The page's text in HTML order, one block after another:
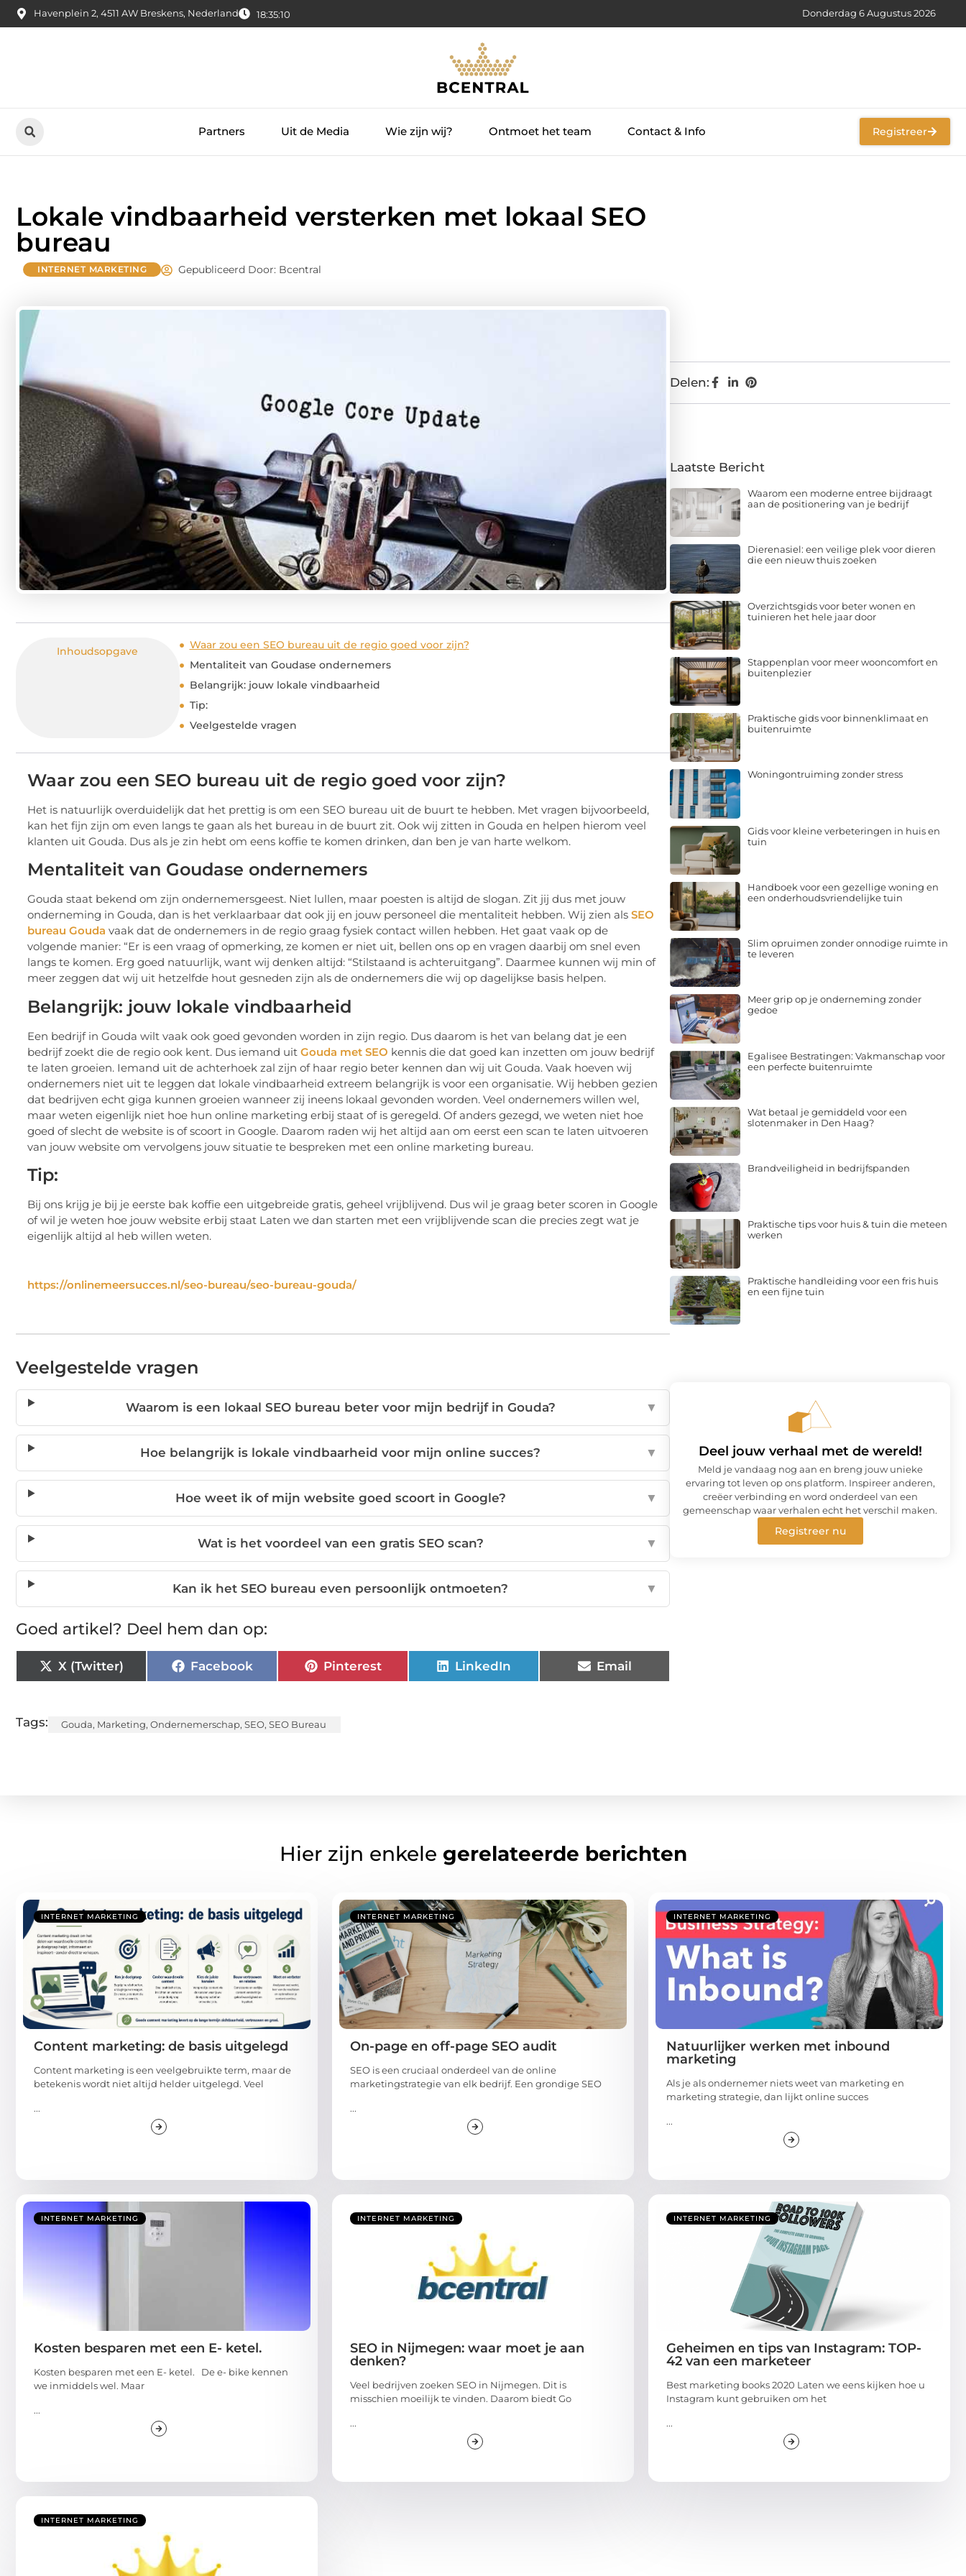
Havenplein 2, 4511 AW Breskens, Nederland 18:35:11 Donderdag 6 Augustus 2026
Partners Uit de Media Wie zijn wij? Ontmoet het team Contact & Info Registreer
Lokale vindbaarheid versterken met lokaal SEO
bureau
INTERNET MARKETING Gepubliceerd Door: Bcentral
Inhoudsopgave
Waar zou een SEO bureau uit de regio goed voor zijn?
Mentaliteit van Goudase ondernemers
Belangrijk: jouw lokale vindbaarheid
Tip:
Veelgestelde vragen
Waar zou een SEO bureau uit de regio goed voor zijn?
Het is natuurlijk overduidelijk dat het prettig is om een SEO bureau uit de buurt te hebben. Met vragen bijvoorbeeld,
kan het fijn zijn om even langs te gaan als het bureau in de buurt zit. Ook wij zitten in Gouda en helpen hierom veel
klanten uit Gouda. Dus als je zin hebt om eens koffie te komen drinken, dan ben je van harte welkom.
Mentaliteit van Goudase ondernemers
Gouda staat bekend om zijn ondernemersgeest. Niet lullen, maar poesten is altijd de slogan. Zit jij dus met jouw
onderneming in Gouda, dan is het verklaarbaar dat ook jij en jouw personeel die mentaliteit hebben. Wij zien als SEO
bureau Gouda vaak dat de ondernemers in de regio graag fysiek contact willen hebben. Het gaat vaak op de
volgende manier: “Er is een vraag of opmerking, ze komen er niet uit, bellen ons op en vragen daarbij om snel even
langs te komen. Erg goed natuurlijk, want wij denken altijd: “Stilstaand is achteruitgang”. Daarmee kunnen wij min of
meer zeggen dat wij uit hetzelfde hout gesneden zijn als de ondernemers die wij op dagelijkse basis helpen.
Belangrijk: jouw lokale vindbaarheid
Een bedrijf in Gouda wilt vaak ook goed gevonden worden in zijn regio. Dus daarom is het van belang dat je een
bedrijf zoekt die de regio ook kent. Dus iemand uit Gouda met SEO kennis die dat goed kan inzetten om jouw bedrijf
te laten groeien. Iemand uit de achterhoek zal zijn of haar regio beter kennen dan wij uit Gouda. Vaak hoeven wij
ondernemers niet uit te leggen dat lokale vindbaarheid extreem belangrijk is voor een organisatie. Wij hebben gezien
dat bedrijven echt giga kunnen groeien wanneer zij ineens lokaal gevonden worden. Veel ondernemers willen wel,
maar weten eigenlijk niet hoe hun online marketing erbij staat of is geregeld. Of anders gezegd, we weten niet hoe
goed of slecht de website is of scoort in Google. Daarom raden wij het altijd aan om eerst een scan te laten uitvoeren
van jouw website om vervolgens jouw situatie te bespreken met een online marketing bureau.
Tip:
Bij ons krijg je bij je eerste bak koffie een uitgebreide gratis, geheel vrijblijvend. Dus wil je graag beter scoren in Google
of wil je weten hoe jouw website erbij staat Laten we dan starten met een vrijblijvende scan die precies zegt wat je
eigenlijk altijd al heb willen weten.
https://onlinemeersucces.nl/seo-bureau/seo-bureau-gouda/
Veelgestelde vragen
Waarom is een lokaal SEO bureau beter voor mijn bedrijf in Gouda? ▼
Hoe belangrijk is lokale vindbaarheid voor mijn online succes? ▼
Hoe weet ik of mijn website goed scoort in Google? ▼
Wat is het voordeel van een gratis SEO scan? ▼
Kan ik het SEO bureau even persoonlijk ontmoeten? ▼
Goed artikel? Deel hem dan op:
X (Twitter) Facebook Pinterest LinkedIn Email
Tags: Gouda, Marketing, Ondernemerschap, SEO, SEO Bureau
Delen:
Laatste Bericht
Waarom een moderne entree bijdraagt
aan de positionering van je bedrijf
Dierenasiel: een veilige plek voor dieren
die een nieuw thuis zoeken
Overzichtsgids voor beter wonen en
tuinieren het hele jaar door
Stappenplan voor meer wooncomfort en
buitenplezier
Praktische gids voor binnenklimaat en
buitenruimte
Woningontruiming zonder stress
Gids voor kleine verbeteringen in huis en
tuin
Handboek voor een gezellige woning en
een onderhoudsvriendelijke tuin
Slim opruimen zonder onnodige ruimte in
te leveren
Meer grip op je onderneming zonder
gedoe
Egalisee Bestratingen: Vakmanschap voor
een perfecte buitenruimte
Wat betaal je gemiddeld voor een
slotenmaker in Den Haag?
Brandveiligheid in bedrijfspanden
Praktische tips voor huis & tuin die meteen
werken
Praktische handleiding voor een fris huis
en een fijne tuin
Deel jouw verhaal met de wereld!
Meld je vandaag nog aan en breng jouw unieke
ervaring tot leven op ons platform. Inspireer anderen,
creëer verbinding en word onderdeel van een
gemeenschap waar verhalen echt het verschil maken.
Registreer nu
Hier zijn enkele gerelateerde berichten
INTERNET MARKETING
Content marketing: de basis uitgelegd
Content marketing is een veelgebruikte term, maar de
betekenis wordt niet altijd helder uitgelegd. Veel
...
INTERNET MARKETING
On-page en off-page SEO audit
SEO is een cruciaal onderdeel van de online
marketingstrategie van elk bedrijf. Een grondige SEO
...
INTERNET MARKETING
Natuurlijker werken met inbound
marketing
Als je als ondernemer niets weet van marketing en
marketing strategie, dan lijkt online succes
...
INTERNET MARKETING
Kosten besparen met een E- ketel.
Kosten besparen met een E- ketel. De e- bike kennen
we inmiddels wel. Maar
...
INTERNET MARKETING
SEO in Nijmegen: waar moet je aan
denken?
Veel bedrijven zoeken SEO in Nijmegen. Dit is
misschien moeilijk te vinden. Daarom biedt Go
...
INTERNET MARKETING
Geheimen en tips van Instagram: TOP-
42 van een marketeer
Best marketing books 2020 Laten we eens kijken hoe u
Instagram kunt gebruiken om het
...
INTERNET MARKETING